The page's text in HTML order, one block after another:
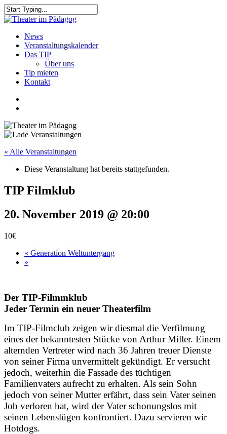
Skip
to
content
Close
search
Menu
News
Veranstaltungskalender
Das TIP
Über uns
Tip mieten
Kontakt
« Alle Veranstaltungen
Diese Veranstaltung hat bereits stattgefunden.
TIP Filmklub
20. November 2019 @ 20:00
10€
« Generation Weltuntergang
»
Der TIP-Filmmklub
Jeder Termin ein neuer Theaterfilm
Im TIP-Filmclub zeigen wir diesmal die Verfilmung
eines der bekanntesten Stücke von Arthur Miller. Einem
alternden Vertreter wird nach 36 Jahren treuer Dienste
von seiner Firma unvermittelt gekündigt. Er versucht
jedoch, weiterhin die Fassade des tüchtigen
Familienvaters aufrecht zu erhalten. Als sein Sohn
jedoch von seiner Mutter erfährt, dass sein Vater seinen
Job verloren hat, wird der Vater schonungslos mit
seinen Lebenslügen konfrontiert. Dazu servieren wir
Hotdogs.